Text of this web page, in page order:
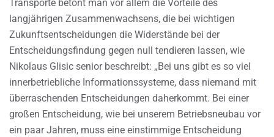
Transporte betont man vor allem die Vorteile des
langjährigen Zusammenwachsens, die bei wichtigen
Zukunftsentscheidungen die Widerstände bei der
Entscheidungsfindung gegen null tendieren lassen, wie
Nikolaus Glisic senior beschreibt: „Bei uns gibt es so viel
innerbetriebliche Informationssysteme, dass niemand mit
überraschenden Entscheidungen daherkommt. Bei einer
großen Entscheidung, wie bei unserem Betriebsneubau vor
ein paar Jahren, muss eine einstimmige Entscheidung